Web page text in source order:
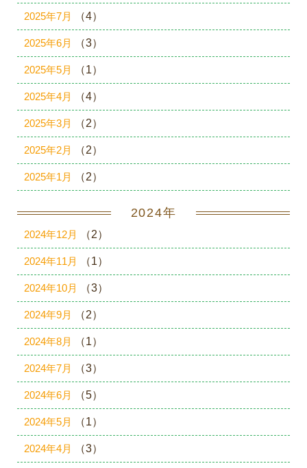
2025年7月 （4）
2025年6月 （3）
2025年5月 （1）
2025年4月 （4）
2025年3月 （2）
2025年2月 （2）
2025年1月 （2）
2024年
2024年12月 （2）
2024年11月 （1）
2024年10月 （3）
2024年9月 （2）
2024年8月 （1）
2024年7月 （3）
2024年6月 （5）
2024年5月 （1）
2024年4月 （3）